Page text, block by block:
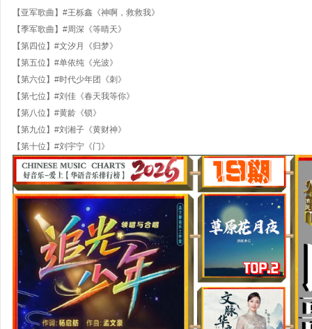
【亚军歌曲】#王栎鑫《神啊，救救我》
【季军歌曲】#周深《等晴天》
【第四位】#文汐月《归梦》
【第五位】#单依纯《光波》
【第六位】#时代少年团《刺》
【第七位】#刘佳《春天我等你》
【第八位】#黄龄《锁》
【第九位】#刘湘子《黄财神》
【第十位】#刘宇宁《门》